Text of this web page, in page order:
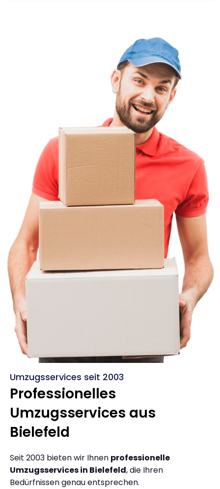
Umzugsservices seit 2003
Professionelles
Umzugsservices aus
Bielefeld
Seit 2003 bieten wir Ihnen professionelle
Umzugsservices in Bielefeld, die Ihren
Bedürfnissen genau entsprechen.